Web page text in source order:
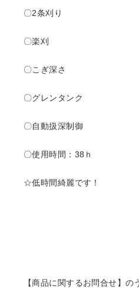
〇2条刈り
〇楽刈
〇こぎ深さ
〇グレンタンク
〇自動扱深制御
〇使用時間：38ｈ
☆低時間綺麗です！
【商品に関するお問合せ】